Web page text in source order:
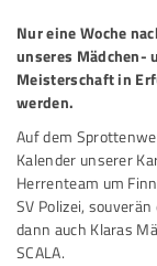
Nur eine Woche
unseres Mädchen-
Meisterschaft in
werden.
Auf dem
Kalender unserer
Herrenteam um
SV Polizei,
dann auch Klaras
SCALA.